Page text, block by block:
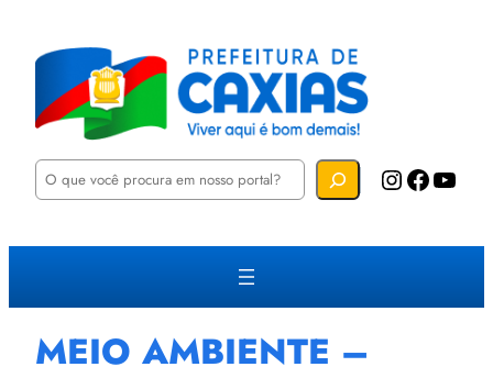
P
u
a
Instagram Facebook YouTube
MEIO AMBIENTE –